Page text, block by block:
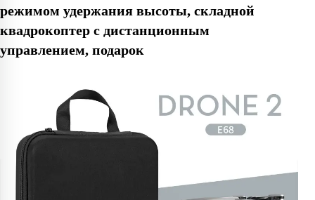
режимом удержания высоты, складной
квадрокоптер с дистанционным
управлением, подарок